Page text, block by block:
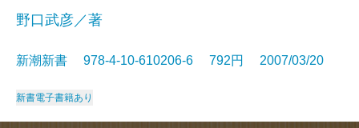
野口武彦／著
新潮新書 978-4-10-610206-6 792円 2007/03/20
新書電子書籍あり